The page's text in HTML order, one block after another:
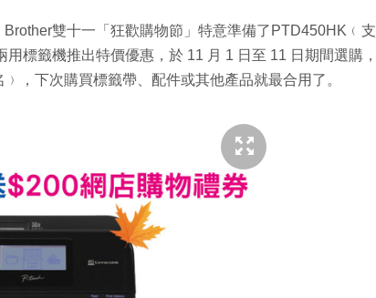
雙十一「狂歡購物節」特意準備了PTD450HK﹙支
標籤機推出特價優惠，於 11 月 1 日至 11 日期間選購，
，下次購買標籤帶、配件或其他產品就最合用了。